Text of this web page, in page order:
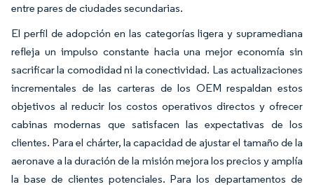
entre pares de ciudades secundarias.
El perfil de adopción en las categorías ligera y supramediana
refleja un impulso constante hacia una mejor economía sin
sacrificar la comodidad ni la conectividad. Las actualizaciones
incrementales de las carteras de los OEM respaldan estos
objetivos al reducir los costos operativos directos y ofrecer
cabinas modernas que satisfacen las expectativas de los
clientes. Para el chárter, la capacidad de ajustar el tamaño de la
aeronave a la duración de la misión mejora los precios y amplía
la base de clientes potenciales. Para los departamentos de